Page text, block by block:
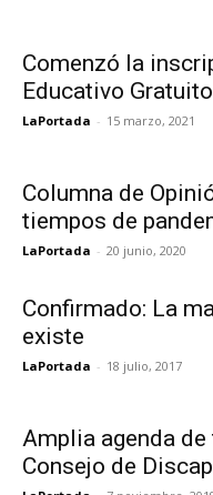
Comenzó la
Educativo
LaPortada - 15 marzo, 2021
Columna de
tiempos de
LaPortada - 20 junio, 2020
Confirmado: La
existe
LaPortada - 18 julio, 2017
Amplia agenda
Consejo de